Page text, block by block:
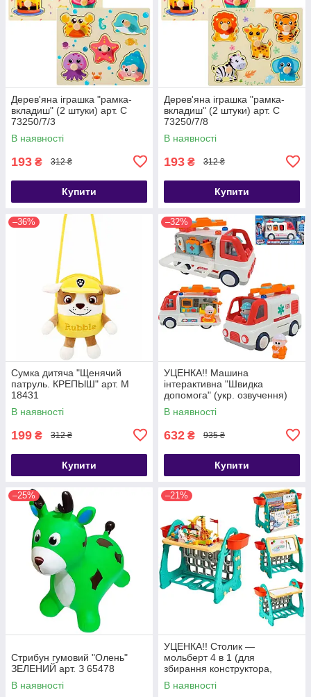
Дерев'яна іграшка "рамка-
вкладиш" (2 штуки) арт. C
73250/7/3
В наявності
193 ₴ 312 ₴
Купити
Дерев'яна іграшка "рамка-
вкладиш" (2 штуки) арт. C
73250/7/8
В наявності
193 ₴ 312 ₴
Купити
–36%
Сумка дитяча "Щенячий
патруль. КРЕПЫШ" арт. M
18431
В наявності
199 ₴ 312 ₴
Купити
–32%
УЦЕНКА!! Машина
інтерактивна "Швидка
допомога" (укр. озвучення)
арт. 46349
В наявності
632 ₴ 935 ₴
Купити
–25%
Стрибун гумовий "Олень"
ЗЕЛЕНИЙ арт. З 65478
В наявності
–21%
УЦЕНКА!! Столик —
мольберт 4 в 1 (для
збирання конструктора,
малювання, книжкова
полиця) арт. S 075
В наявності